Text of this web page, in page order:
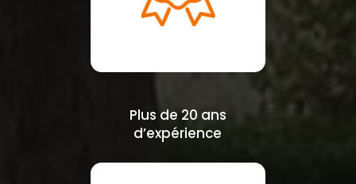
Plus de 20 ans
d’expérience